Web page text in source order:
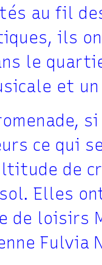
au fil
ils
le
et
ce qui
de
Elles
de loisirs
Fulvia